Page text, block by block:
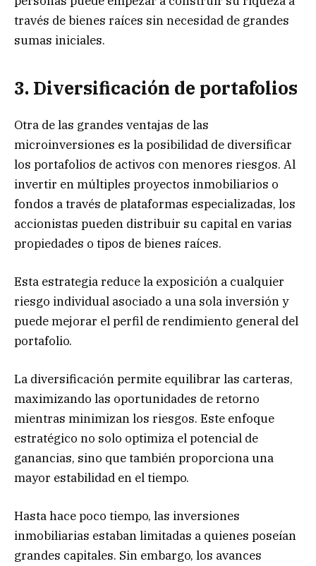
través de bienes raíces sin necesidad de grandes
sumas iniciales.
3. Diversificación de portafolios
Otra de las grandes ventajas de las
microinversiones es la posibilidad de diversificar
los portafolios de activos con menores riesgos. Al
invertir en múltiples proyectos inmobiliarios o
fondos a través de plataformas especializadas, los
accionistas pueden distribuir su capital en varias
propiedades o tipos de bienes raíces.
Esta estrategia reduce la exposición a cualquier
riesgo individual asociado a una sola inversión y
puede mejorar el perfil de rendimiento general del
portafolio.
La diversificación permite equilibrar las carteras,
maximizando las oportunidades de retorno
mientras minimizan los riesgos. Este enfoque
estratégico no solo optimiza el potencial de
ganancias, sino que también proporciona una
mayor estabilidad en el tiempo.
Hasta hace poco tiempo, las inversiones
inmobiliarias estaban limitadas a quienes poseían
grandes capitales. Sin embargo, los avances